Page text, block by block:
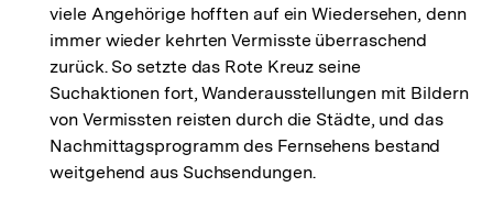
viele Angehörige hofften auf ein Wiedersehen, denn
immer wieder kehrten Vermisste überraschend
zurück. So setzte das Rote Kreuz seine
Suchaktionen fort, Wanderausstellungen mit Bildern
von Vermissten reisten durch die Städte, und das
Nachmittagsprogramm des Fernsehens bestand
weitgehend aus Suchsendungen.